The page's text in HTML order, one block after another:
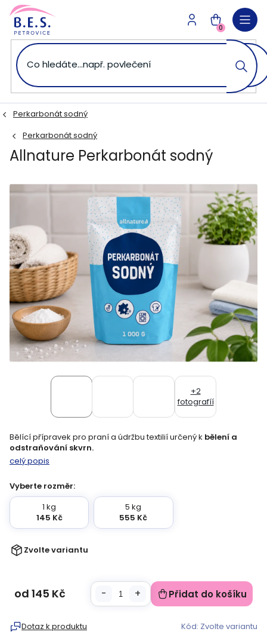
Přejít
obsah
NÁKUPNÍ
KOŠÍK
0
Perkarbonát sodný
Perkarbonát sodný
Allnature Perkarbonát sodný
+2
fotografíí
Zvolte variantu
Vyberte rozměr:
1 kg
145 Kč
5 kg
555 Kč
Bělící přípravek pro praní a údržbu textilií určený k bělení a
odstraňování skvrn.
celý popis
Dotaz k produktu Kód: Zvolte variantu
od 145 Kč Přidat do košíku